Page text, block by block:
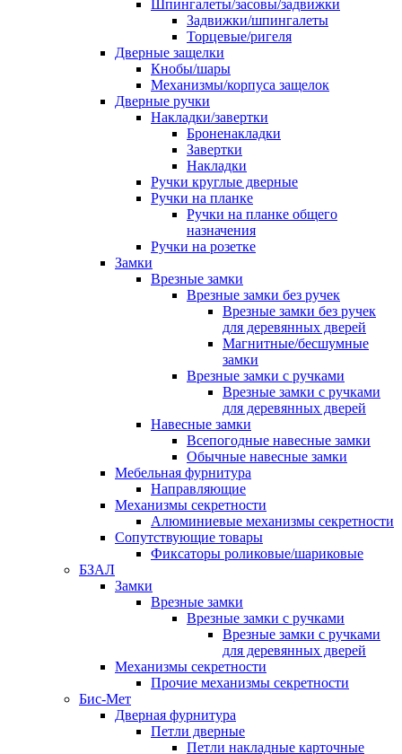
Шпингалеты/засовы/задвижки
Задвижки/шпингалеты
Торцевые/ригеля
Дверные защелки
Кнобы/шары
Механизмы/корпуса защелок
Дверные ручки
Накладки/завертки
Броненакладки
Завертки
Накладки
Ручки круглые дверные
Ручки на планке
Ручки на планке общего
назначения
Ручки на розетке
Замки
Врезные замки
Врезные замки без ручек
Врезные замки без ручек
для деревянных дверей
Магнитные/бесшумные
замки
Врезные замки с ручками
Врезные замки с ручками
для деревянных дверей
Навесные замки
Всепогодные навесные замки
Обычные навесные замки
Мебельная фурнитура
Направляющие
Механизмы секретности
Алюминиевые механизмы секретности
Сопутствующие товары
Фиксаторы роликовые/шариковые
БЗАЛ
Замки
Врезные замки
Врезные замки с ручками
Врезные замки с ручками
для деревянных дверей
Механизмы секретности
Прочие механизмы секретности
Бис-Мет
Дверная фурнитура
Петли дверные
Петли накладные карточные